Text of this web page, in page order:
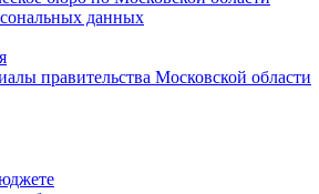
данных
правительства Московской области